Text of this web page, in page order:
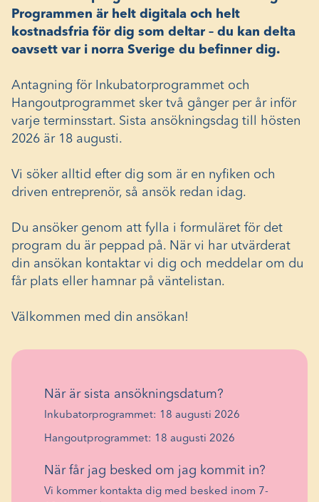
Programmen är helt digitala och helt
kostnadsfria för dig som deltar – du kan delta
oavsett var i norra Sverige du befinner dig.
Antagning för Inkubatorprogrammet och
Hangoutprogrammet sker två gånger per år inför
varje terminsstart. Sista ansökningsdag till hösten
2026 är 18 augusti.
Vi söker alltid efter dig som är en nyfiken och
driven entreprenör, så ansök redan idag.
Du ansöker genom att fylla i formuläret för det
program du är peppad på. När vi har utvärderat
din ansökan kontaktar vi dig och meddelar om du
får plats eller hamnar på väntelistan.
Välkommen med din ansökan!
När är sista ansökningsdatum?
Inkubatorprogrammet: 18 augusti 2026
Hangoutprogrammet: 18 augusti 2026
När får jag besked om jag kommit in?
Vi kommer kontakta dig med besked inom 7-